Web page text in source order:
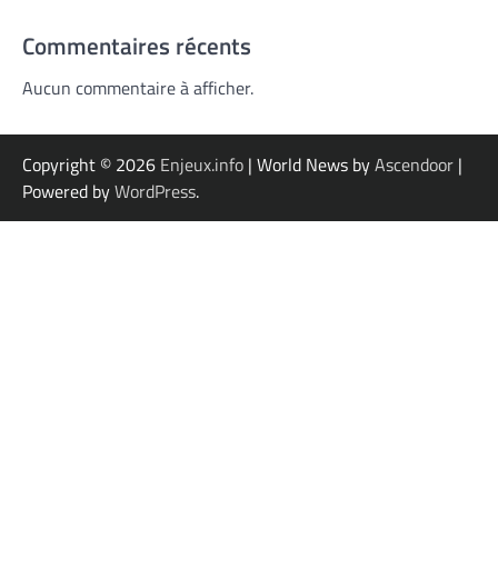
Commentaires récents
Aucun commentaire à afficher.
Copyright © 2026 Enjeux.info | World News byAscendoor |
Powered byWordPress.